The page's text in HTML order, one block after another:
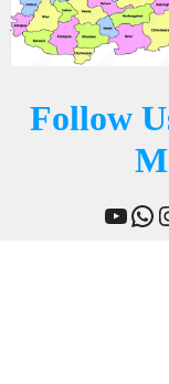
Follow